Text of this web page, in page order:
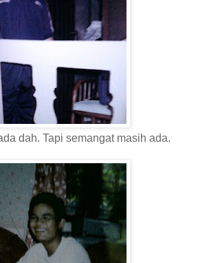
dah. Tapi semangat masih ada.